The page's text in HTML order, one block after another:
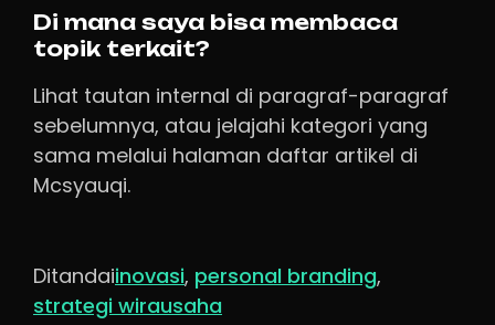
Di mana saya bisa membaca
topik terkait?
Lihat tautan internal di paragraf-paragraf
sebelumnya, atau jelajahi kategori yang
sama melalui halaman daftar artikel di
Mcsyauqi.
Ditandaiinovasi, personal branding,
strategi wirausaha